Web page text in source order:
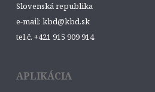
Slovenská republika
e-mail: kbd@kbd.sk
tel.č. +421 915 909 914
APLIKÁCIA